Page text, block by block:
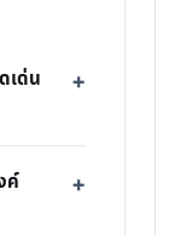
เด่น
ค์